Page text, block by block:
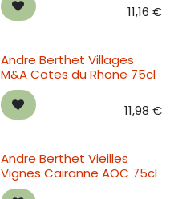
11,16 €
Andre Berthet Villages
M&A Cotes du Rhone 75cl
11,98 €
Andre Berthet Vieilles
Vignes Cairanne AOC 75cl